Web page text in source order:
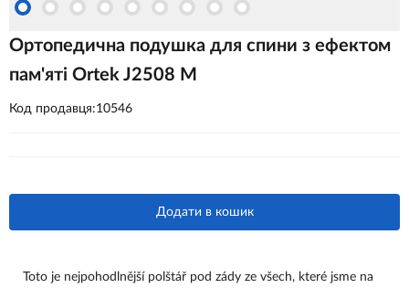
Ортопедична подушка для спини з ефектом
пам'яті Ortek J2508 M
Код продавця:10546
Додати в кошик
Toto je nejpohodlnější polštář pod zády ze všech, které jsme na